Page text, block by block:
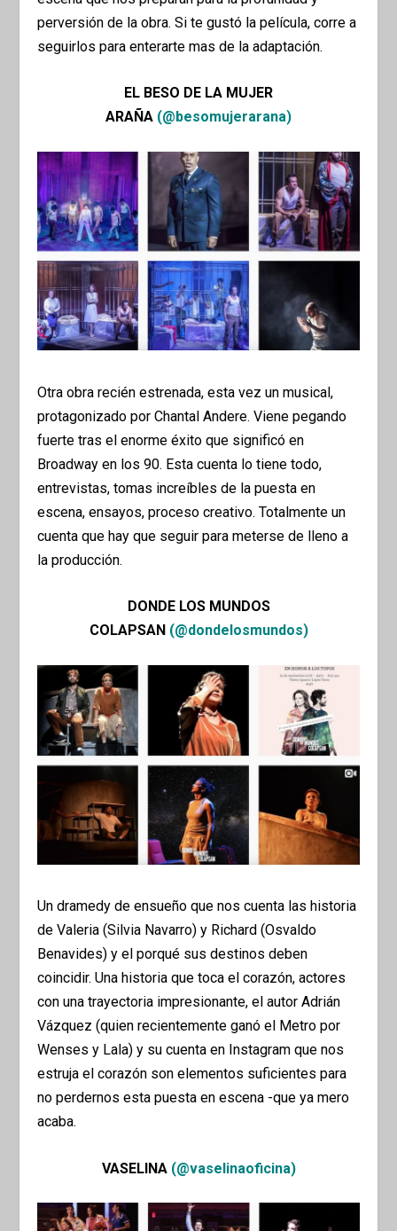
perversión de la obra.Si te gustó la película, corre a
seguirlos para enterarte mas de la adaptación.
EL BESO DE LA MUJER
ARAÑA (@besomujerarana)
Otra obra recién estrenada, esta vez un musical,
protagonizado por Chantal Andere. Viene pegando
fuerte tras el enorme éxito que significó en
Broadway en los 90. Esta cuenta lo tiene todo,
entrevistas, tomas increíbles de la puesta en
escena, ensayos, proceso creativo. Totalmente un
cuenta que hay que seguir para meterse de lleno a
la producción.
DONDE LOS MUNDOS
COLAPSAN (@dondelosmundos)
Un dramedy de ensueño que nos cuenta las historia
de Valeria (Silvia Navarro) y Richard (Osvaldo
Benavides) y el porqué sus destinos deben
coincidir. Una historia que toca el corazón, actores
con una trayectoria impresionante, el autor Adrián
Vázquez (quien recientemente ganó el Metro por
Wenses y Lala) y su cuenta en Instagram que nos
estruja el corazón son elementos suficientes para
no perdernos esta puesta en escena -que ya mero
acaba.
VASELINA (@vaselinaoficina)